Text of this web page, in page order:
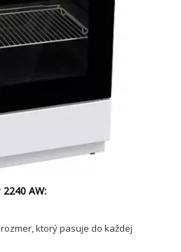
AW:
ktorý pasuje do každej